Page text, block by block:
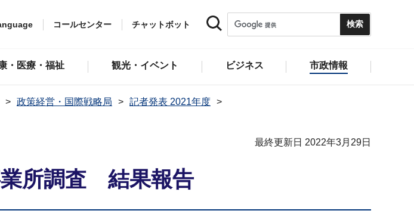
コールセンター チャットボット
・医療・福祉 観光・イベント ビジネス 市政情報
政策経営・国際戦略局
記者発表 2021年度
最終更新日 2022年3月29日
業所調査 結果報告